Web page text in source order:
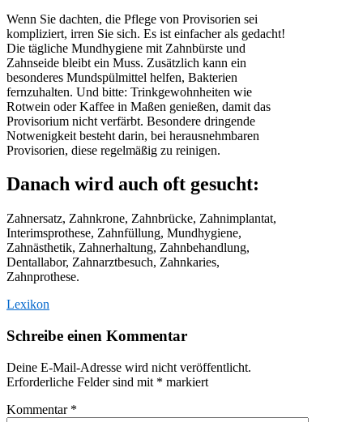
Wenn Sie dachten, die Pflege von Provisorien sei
kompliziert, irren Sie sich. Es ist einfacher als gedacht!
Die tägliche Mundhygiene mit Zahnbürste und
Zahnseide bleibt ein Muss. Zusätzlich kann ein
besonderes Mundspülmittel helfen, Bakterien
fernzuhalten. Und bitte: Trinkgewohnheiten wie
Rotwein oder Kaffee in Maßen genießen, damit das
Provisorium nicht verfärbt. Besondere dringende
Notwenigkeit besteht darin, bei herausnehmbaren
Provisorien, diese regelmäßig zu reinigen.
Danach wird auch oft gesucht:
Zahnersatz, Zahnkrone, Zahnbrücke, Zahnimplantat,
Interimsprothese, Zahnfüllung, Mundhygiene,
Zahnästhetik, Zahnerhaltung, Zahnbehandlung,
Dentallabor, Zahnarztbesuch, Zahnkaries,
Zahnprothese.
Lexikon
Schreibe einen Kommentar
Deine E-Mail-Adresse wird nicht veröffentlicht.
Erforderliche Felder sind mit * markiert
Kommentar *